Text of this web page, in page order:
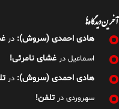
آخرین دیدگاه‌ها
هادی احمدی (سروش): در
اسماعیل درغشای نامرئی!
هادی احمدی (سروش): در
سهروردی درتلفن!